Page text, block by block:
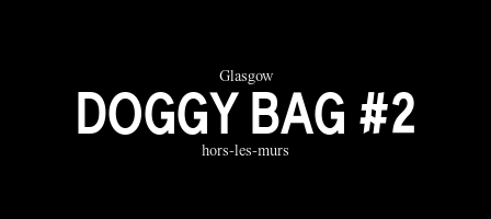
Glasgow
DOGGY BAG #2
hors-les-murs